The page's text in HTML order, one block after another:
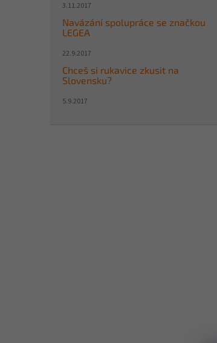
3.11.2017
Navázání spolupráce se značkou
LEGEA
22.9.2017
Chceš si rukavice zkusit na
Slovensku?
5.9.2017